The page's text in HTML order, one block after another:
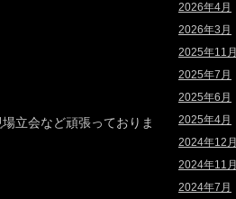
立会など頑張っておりま
2026年4月
2026年3月
2025年11月
2025年7月
2025年6月
2025年4月
2024年12月
2024年11月
2024年7月